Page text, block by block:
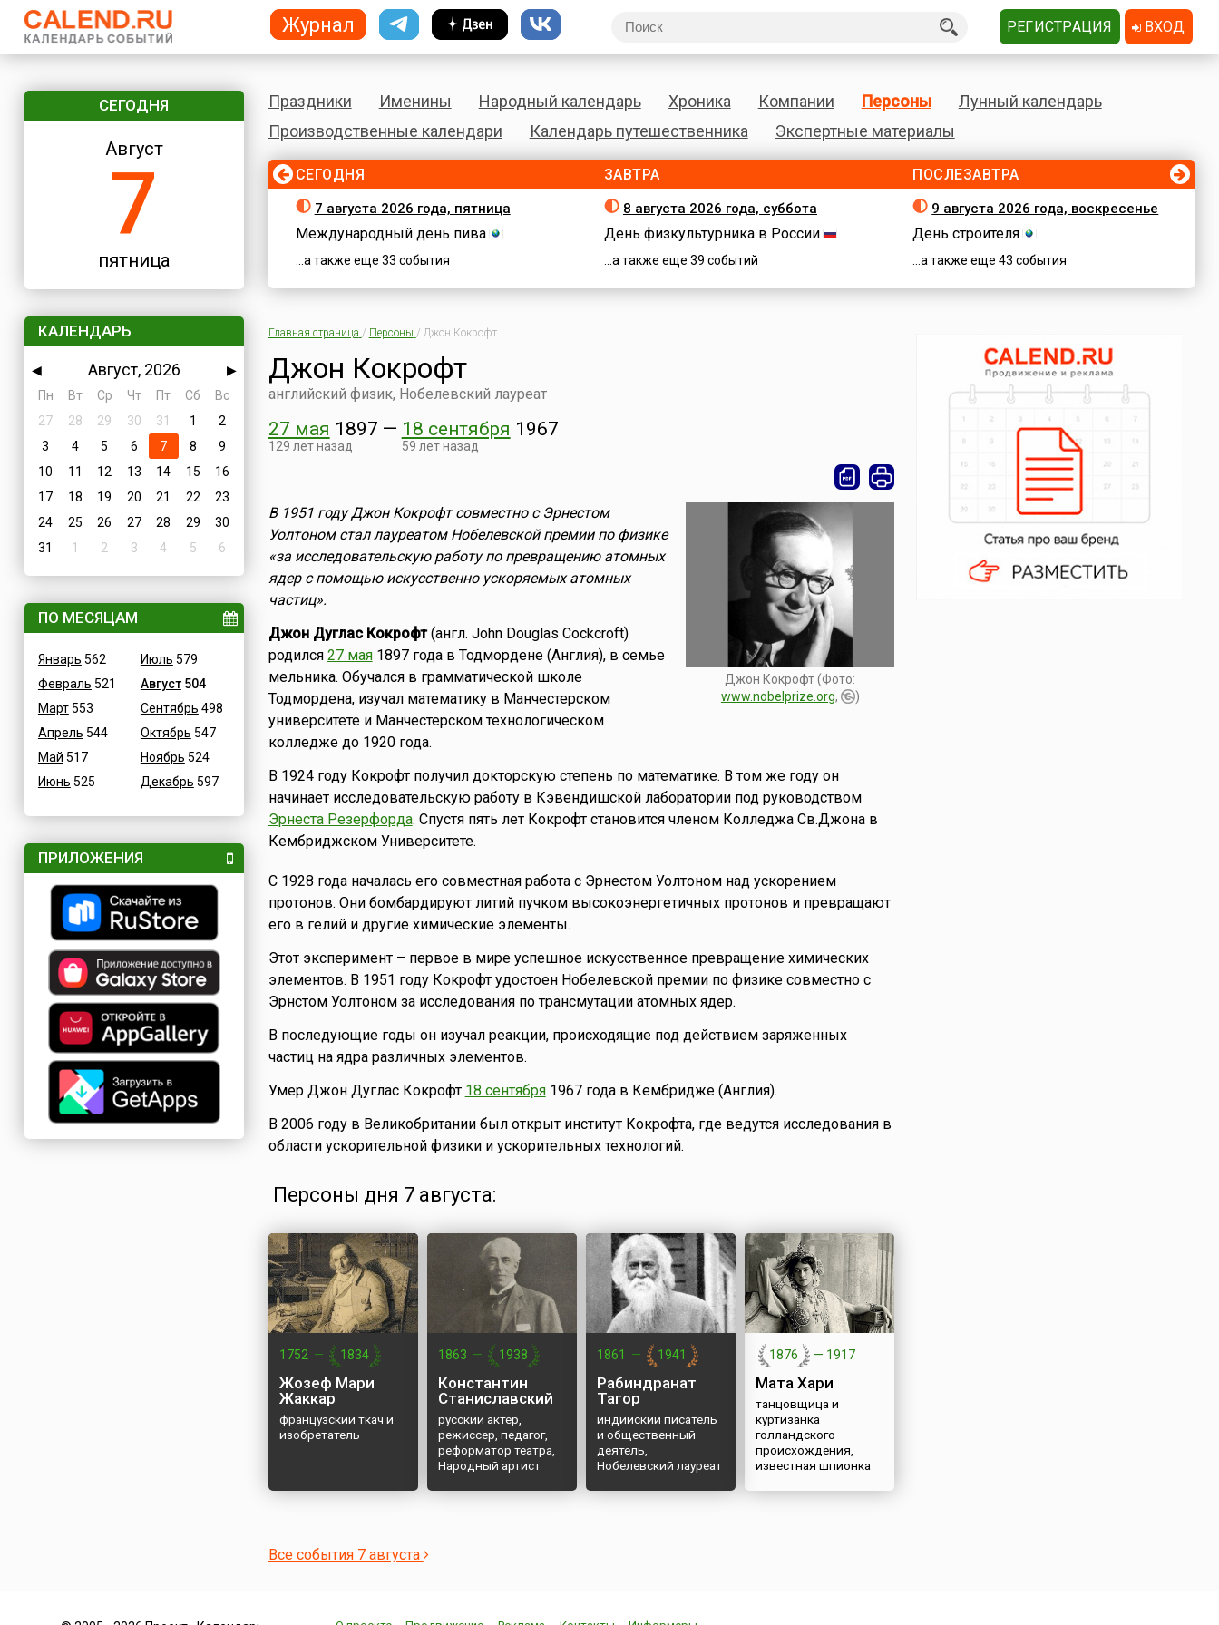
СЕГОДНЯ
Август
7
пятница
КАЛЕНДАРЬ
◀ Август, 2026
▶
Пн
Вт Ср Чт Пт Сб
Вс
27
28 29 30 31 1
2
3
4 5 6 7 8
9
10
11 12 13 14 15
16
17
18 19 20 21 22
23
24
25 26 27 28 29
30
31
1 2 3 4 5 6
ПО МЕСЯЦАМ
Январь 562
Февраль 521
Март553
Апрель 544
Май 517
Июнь 525
Июль 579
Август504
Сентябрь 498
Октябрь 547
Ноябрь 524
Декабрь 597
ПРИЛОЖЕНИЯ
Праздники Именины Народный календарь Хроника Компании Персоны
Лунный календарь
Производственные календари
Календарь путешественника Экспертные материалы
СЕГОДНЯ
7 августа 2026 года, пятница
Международный день пива
...а также еще 33 события
ЗАВТРА
8 августа 2026 года, суббота
День физкультурника в России
...а также еще 39 событий
ПОСЛЕЗАВТРА
9 августа 2026 года, воскресенье
День строителя
...а также еще 43 события
Главная страница / Персоны / Джон Кокрофт
Джон Кокрофт
английский физик, Нобелевский лауреат
27 мая 1897
129 лет назад
— 18 сентября 1967
59 лет назад
Джон Кокрофт (Фото:
www.nobelprize.org, )
В 1951 году Джон Кокрофт совместно с Эрнестом
Уолтоном стал лауреатом Нобелевской премии по физике
«за исследовательскую работу по превращению атомных
ядер с помощью искусственно ускоряемых атомных
частиц».
Джон Дуглас Кокрофт(англ. John Douglas Cockcroft)
родился 27 мая1897 года в Тодмордене (Англия), в семье
мельника. Обучался в грамматической школе
Тодмордена, изучал математику в Манчестерском
университете и Манчестерском технологическом
колледже до 1920 года.
В 1924 году Кокрофт получил докторскую степень по математике. В том же году он
начинает исследовательскую работу в Кэвендишской лаборатории под руководством
Эрнеста Резерфорда. Спустя пять лет Кокрофт становится членом Колледжа Св.Джона в
Кембриджском Университете.
С 1928 года началась его совместная работа с Эрнестом Уолтоном над ускорением
протонов. Они бомбардируют литий пучком высокоэнергетичных протонов и превращают
его в гелий и другие химические элементы.
Этот эксперимент – первое в мире успешное искусственное превращение химических
элементов. В 1951 году Кокрофт удостоен Нобелевской премии по физике совместно с
Эрнстом Уолтоном за исследования по трансмутации атомных ядер.
В последующие годы он изучал реакции, происходящие под действием заряженных
частиц на ядра различных элементов.
Умер Джон Дуглас Кокрофт 18 сентября1967 года в Кембридже (Англия).
В 2006 году в Великобритании был открыт институт Кокрофта, где ведутся исследования в
области ускорительной физики и ускорительных технологий.
Персоны дня 7 августа:
1752 — 1834
Жозеф Мари
Жаккар
французский ткач и
изобретатель
1863 — 1938
Константин
Станиславский
русский актер,
режиссер, педагог,
реформатор театра,
Народный артист
1861 — 1941
Рабиндранат
Тагор
индийский писатель
и общественный
деятель,
Нобелевский лауреат
1876 — 1917
Мата Хари
танцовщица и
куртизанка
голландского
происхождения,
известная шпионка
Все события 7 августа
Журнал РЕГИСТРАЦИЯ ВХОД